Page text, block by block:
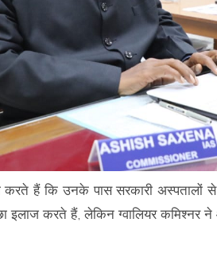
करते हैं कि उनके पास सरकारी अस्पतालों
इलाज करते हैं, लेकिन ग्वालियर कमिश्नर